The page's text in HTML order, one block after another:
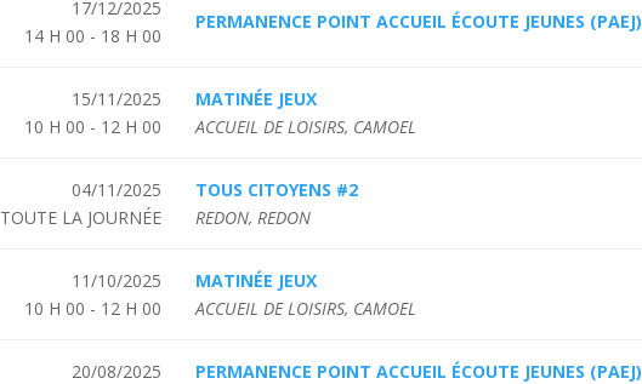
17/12/2025
14 H 00 - 18 H 00
PERMANENCE POINT ACCUEIL ÉCOUTE JEUNES (PAEJ)
15/11/2025
10 H 00 - 12 H 00
MATINÉE JEUX
ACCUEIL DE LOISIRS, CAMOEL
04/11/2025
TOUTE LA JOURNÉE
TOUS CITOYENS #2
REDON, REDON
11/10/2025
10 H 00 - 12 H 00
MATINÉE JEUX
ACCUEIL DE LOISIRS, CAMOEL
20/08/2025
PERMANENCE POINT ACCUEIL ÉCOUTE JEUNES (PAEJ)